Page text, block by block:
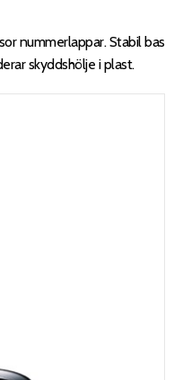
nummerlappar. Stabil bas
skyddshölje i plast.